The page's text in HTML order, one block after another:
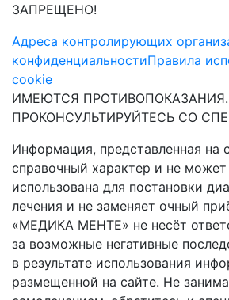
ЗАПРЕЩЕНО!
Адреса контролирующих
конфиденциальностиПравила
cookie
ИМЕЮТСЯ ПРОТИВОПОКАЗАНИЯ.
ПРОКОНСУЛЬТИРУЙТЕСЬ СО
Информация, представленная на
справочный характер и не
использована для постановки
лечения и не заменяет очный
«МЕДИКА МЕНТЕ» не несёт
за возможные негативные
в результате использования
размещенной на сайте. Не